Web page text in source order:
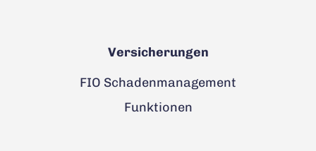
Versicherungen
FIO Schadenmanagement
Funktionen